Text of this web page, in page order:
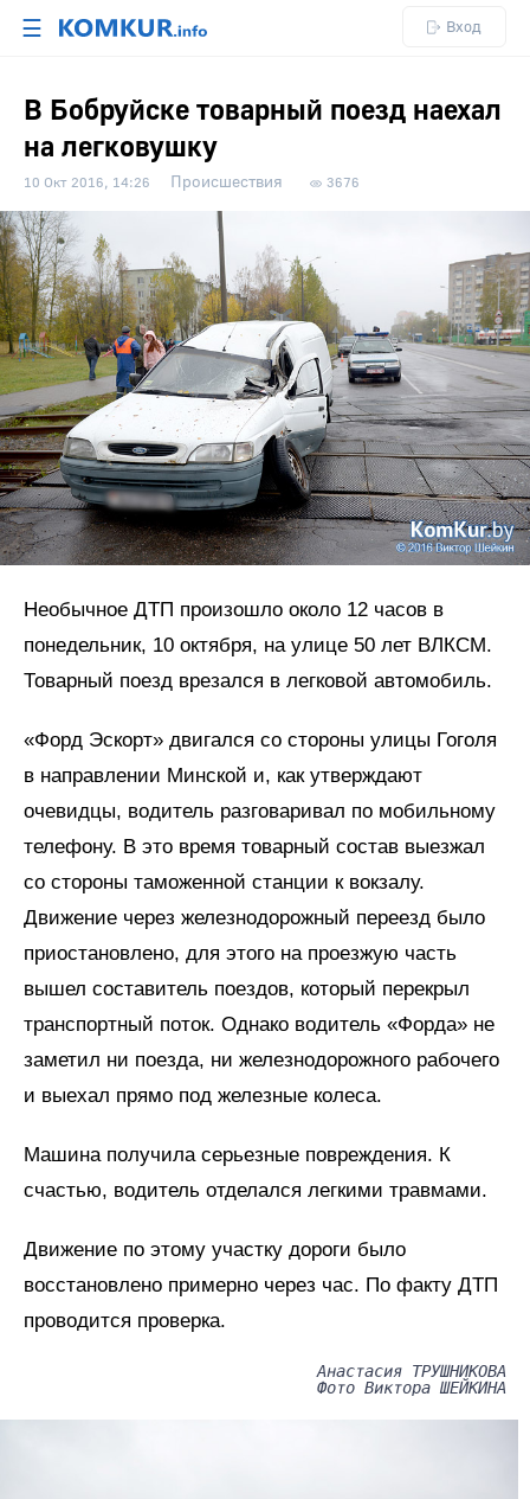
☰ Вход
В Бобруйске товарный поезд наехал
на легковушку
10 Окт 2016, 14:26 Происшествия 3676
Необычное ДТП произошло около 12 часов в
понедельник, 10 октября, на улице 50 лет ВЛКСМ.
Товарный поезд врезался в легковой автомобиль.
«Форд Эскорт» двигался со стороны улицы Гоголя
в направлении Минской и, как утверждают
очевидцы, водитель разговаривал по мобильному
телефону. В это время товарный состав выезжал
со стороны таможенной станции к вокзалу.
Движение через железнодорожный переезд было
приостановлено, для этого на проезжую часть
вышел составитель поездов, который перекрыл
транспортный поток. Однако водитель «Форда» не
заметил ни поезда, ни железнодорожного рабочего
и выехал прямо под железные колеса.
Машина получила серьезные повреждения. К
счастью, водитель отделался легкими травмами.
Движение по этому участку дороги было
восстановлено примерно через час. По факту ДТП
проводится проверка.
Анастасия ТРУШНИКОВА
Фото Виктора ШЕЙКИНА